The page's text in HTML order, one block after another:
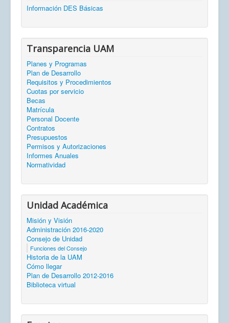
Información DES Básicas
Transparencia UAM
Planes y Programas
Plan de Desarrollo
Requisitos y Procedimientos
Cuotas por servicio
Becas
Matrícula
Personal Docente
Contratos
Presupuestos
Permisos y Autorizaciones
Informes Anuales
Normatividad
Unidad Académica
Misión y Visión
Administración 2016-2020
Consejo de Unidad
Funciones del Consejo
Historia de la UAM
Cómo llegar
Plan de Desarrollo 2012-2016
Biblioteca virtual